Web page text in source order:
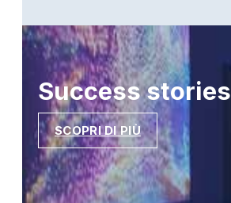
Successstories
SCOPRI DI PIÙ